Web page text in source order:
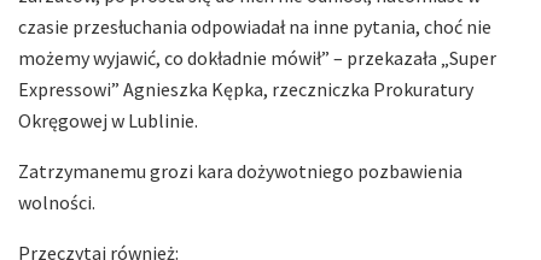
czasie przesłuchania odpowiadał na inne pytania, choć nie
możemy wyjawić, co dokładnie mówił” – przekazała „Super
Expressowi” Agnieszka Kępka, rzeczniczka Prokuratury
Okręgowej w Lublinie.
Zatrzymanemu grozi kara dożywotniego pozbawienia
wolności.
Przeczytaj również: